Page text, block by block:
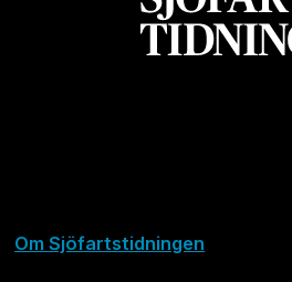
Om Sjöfartstidningen